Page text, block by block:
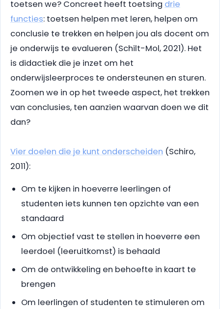
toetsen we? Concreet heeft toetsing drie
functies: toetsen helpen met leren, helpen om
conclusie te trekken en helpen jou als docent om
je onderwijs te evalueren (Schilt-Mol, 2021). Het
is didactiek die je inzet om het
onderwijsleerproces te ondersteunen en sturen.
Zoomen we in op het tweede aspect, het trekken
van conclusies, ten aanzien waarvan doen we dit
dan?
Vier doelen die je kunt onderscheiden (Schiro,
2011):
Om te kijken in hoeverre leerlingen of
studenten iets kunnen ten opzichte van een
standaard
Om objectief vast te stellen in hoeverre een
leerdoel (leeruitkomst) is behaald
Om de ontwikkeling en behoefte in kaart te
brengen
Om leerlingen of studenten te stimuleren om